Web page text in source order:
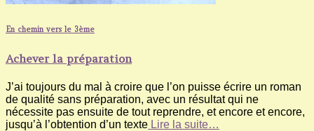
En chemin vers le 3ème
Achever la préparation
J’ai toujours du mal à croire que l’on puisse écrire un roman
de qualité sans préparation, avec un résultat qui ne
nécessite pas ensuite de tout reprendre, et encore et encore,
jusqu’à l’obtention d’un texte Lire la suite…